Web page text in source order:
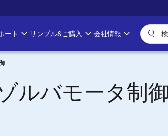
ート サンプル&ご購入 会社情報
ルバモータ制御